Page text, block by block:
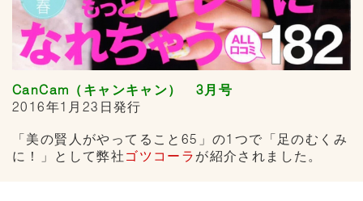
CanCam（キャンキャン） 3月号
2016年1月23日発行
「美の賢人がやってること65」の1つで「足のむくみ
に！」として弊社 ゴツコーラ が紹介されました。